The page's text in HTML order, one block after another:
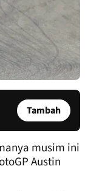
Tambah
musim ini
Austin